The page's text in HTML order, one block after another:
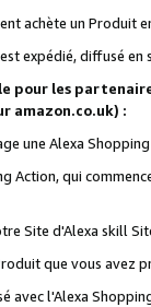
achète un Produit
expédié, diffusé
pour les
amazon.co.uk) :
une Alexa
Action, qui
Site d'Alexa skill
que vous avez
avec l'Alexa